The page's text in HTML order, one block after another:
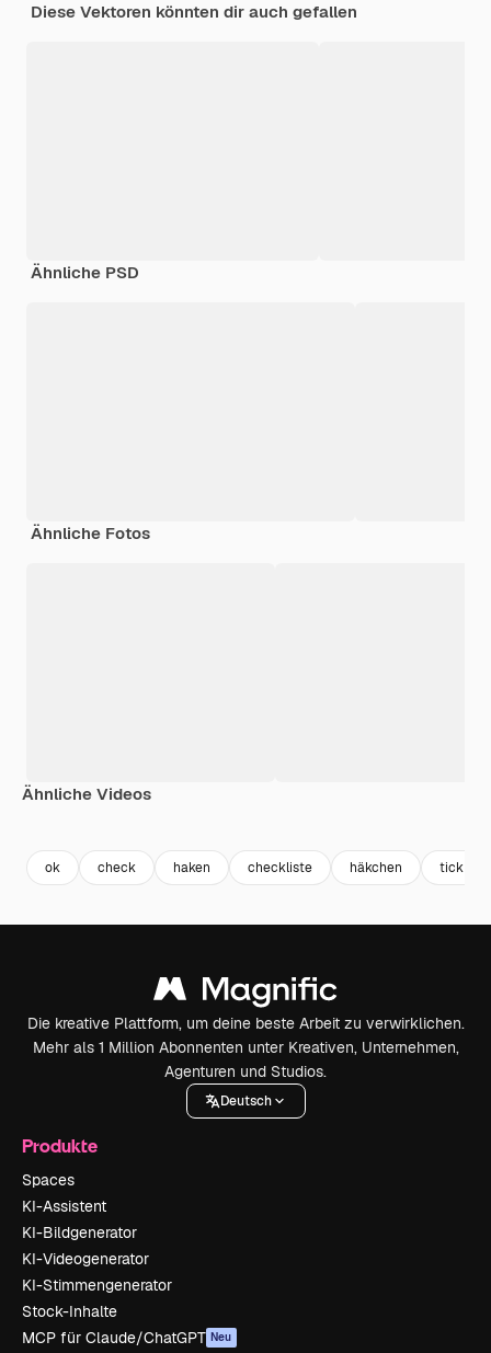
Diese Vektoren könnten dir auch gefallen
Ähnliche PSD
Ähnliche Fotos
Ähnliche Videos
ok check haken checkliste häkchen tick
Die kreative Plattform, um deine beste Arbeit zu verwirklichen.
Mehr als 1 Million Abonnenten unter Kreativen, Unternehmen,
Agenturen und Studios.
Deutsch
Produkte
Spaces
KI-Assistent
KI-Bildgenerator
KI-Videogenerator
KI-Stimmengenerator
Stock-Inhalte
MCP für Claude/ChatGPT Neu